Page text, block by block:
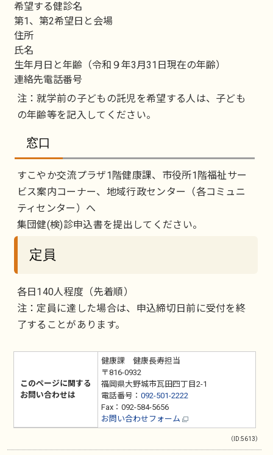
希望する健診名
第1、第2希望日と会場
住所
氏名
生年月日と年齢（令和９年3月31日現在の年齢）
連絡先電話番号
注：就学前の子どもの託児を希望する人は、子ども
の年齢等を記入してください。
窓口
すこやか交流プラザ1階健康課、市役所1階福祉サー
ビス案内コーナー、地域行政センター（各コミュニ
ティセンター）へ
集団健(検)診申込書を提出してください。
定員
各日140人程度（先着順）
注：定員に達した場合は、申込締切日前に受付を終
了することがあります。
このページに関する
お問い合わせは
健康課 健康長寿担当
〒816-0932
福岡県大野城市瓦田四丁目2-1
電話番号： 092-501-2222
Fax：092-584-5656
お問い合わせフォーム
（ID:5613）